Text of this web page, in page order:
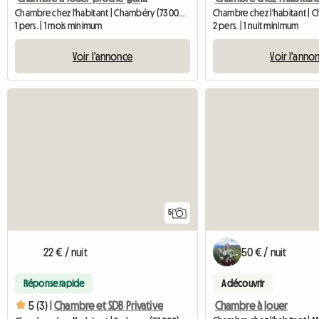
1 pers. | 1 mois minimum
Voir l'annonce
2 pers. | 1 nuit minimum
Voir
5
22 € / nuit
Réponse rapide
5 (3) | Chambre et SDB Privative
50 € / nuit
A découvrir
Chambre à louer